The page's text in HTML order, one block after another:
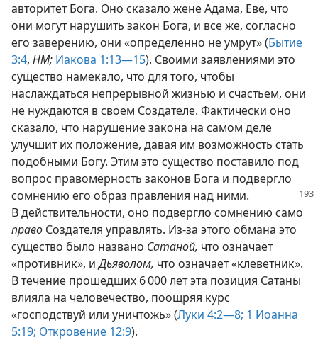
авторитет Бога. Оно сказало жене Адама, Еве, что
они могут нарушить закон Бога, и все же, согласно
его заверению, они «определенно не умрут» (Бытие
3:4, НМ; Иакова 1:13—15). Своими заявлениями это
существо намекало, что для того, чтобы
наслаждаться непрерывной жизнью и счастьем, они
не нуждаются в своем Создателе. Фактически оно
сказало, что нарушение закона на самом деле
улучшит их положение, давая им возможность стать
подобными Богу. Этим это существо поставило под
вопрос правомерность законов Бога и подвергло
сомнению его образ правления над ними.
В действительности, оно подвергло сомнению само
право Создателя управлять. Из-за этого обмана это
существо было названо Сатаной, что означает
«противник», иДьяволом, что означает «клеветник».
В течение прошедших 6 000 лет эта позиция Сатаны
влияла на человечество, поощряя курс
«господствуй или уничтожь» (Луки 4:2—8; 1 Иоанна
5:19; Откровение 12:9).